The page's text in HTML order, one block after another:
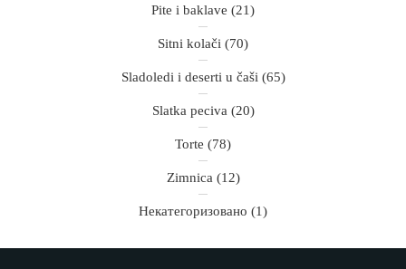
Pite i baklave (21)
Sitni kolači (70)
Sladoledi i deserti u čaši (65)
Slatka peciva (20)
Torte (78)
Zimnica (12)
Некатегоризовано (1)